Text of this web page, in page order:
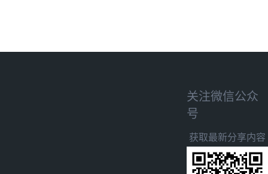
关注微信公众
号
获取最新分享内容